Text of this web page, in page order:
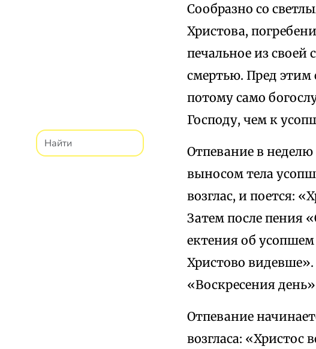
Сообразно со
Христова,
печальное из своей
смертью. Пред этим
потому само
Господу, чем к
Отпевание в
выносом тела
возглас, и поется:
Затем после пения
ектения об
Христово
«Воскресения
Отпевание
возгласа: «Христос